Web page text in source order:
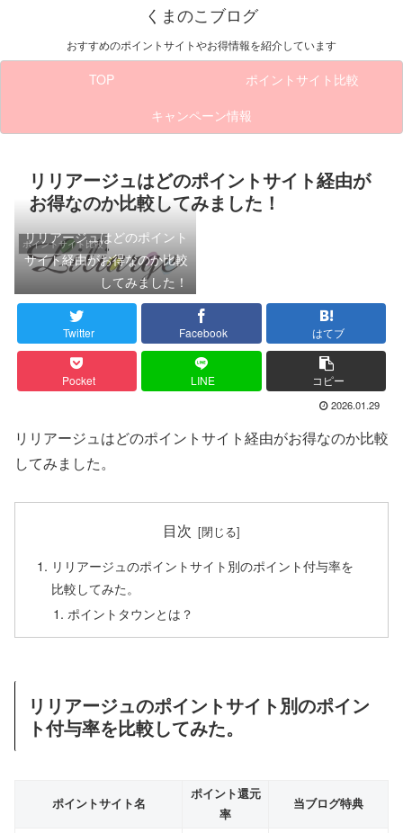
くまのこブログ
おすすめのポイントサイトやお得情報を紹介しています
TOP
ポイントサイト比較
キャンペーン情報
リリアージュはどのポイントサイト経由が
お得なのか比較してみました！
ポイントサイト比較
リリアージュはどのポイント
サイト経由がお得なのか比較
してみました！
Twitter Facebook はてブ
Pocket LINE コピー
2026.01.29
リリアージュはどのポイントサイト経由がお得なのか比較
してみました。
目次
リリアージュのポイントサイト別のポイント付与率を
比較してみた。
ポイントタウンとは？
リリアージュのポイントサイト別のポイン
ト付与率を比較してみた。
ポイントサイト名
ポイント還元
率
当ブログ特典